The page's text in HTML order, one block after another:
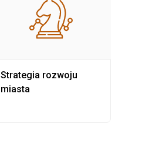
Strategia rozwoju
miasta